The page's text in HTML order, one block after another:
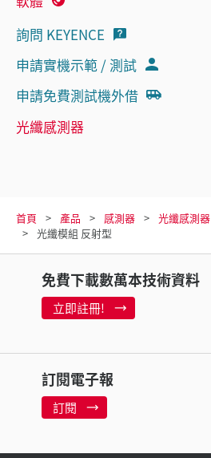
詢問 KEYENCE
申請實機示範 / 測試
申請免費測試機外借
光纖感測器
首頁 產品 感測器 光纖感測器
光纖模組 反射型
免費下載數萬本技術資料
立即註冊!
訂閱電子報
訂閱